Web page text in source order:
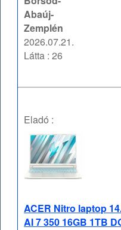
Abaúj-
Zemplén
2026.07.21.
Látta : 26
Eladó :
ACER Nitro laptop
AI 7 350 16GB 1TB